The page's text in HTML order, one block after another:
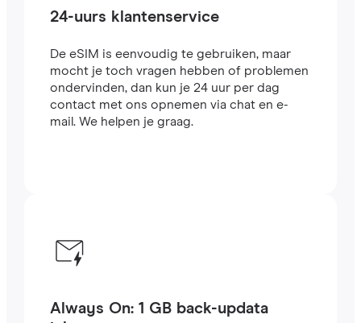
24-uurs klantenservice
De eSIM is eenvoudig te gebruiken, maar
mocht je toch vragen hebben of problemen
ondervinden, dan kun je 24 uur per dag
contact met ons opnemen via chat en e-
mail. We helpen je graag.
Always On: 1 GB back-updata